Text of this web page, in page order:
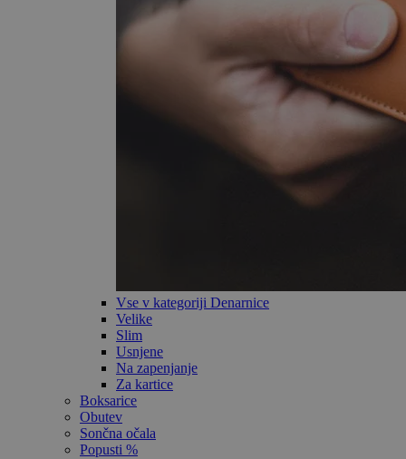
Vse v kategoriji Denarnice
Velike
Slim
Usnjene
Na zapenjanje
Za kartice
Boksarice
Obutev
Sončna očala
Popusti %